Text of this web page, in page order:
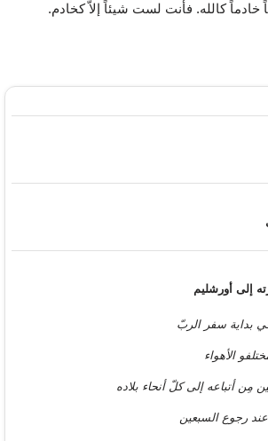
خادماً كالله. فأنت لست شيئاً إلاّ كخادم.
إلى أورشليم